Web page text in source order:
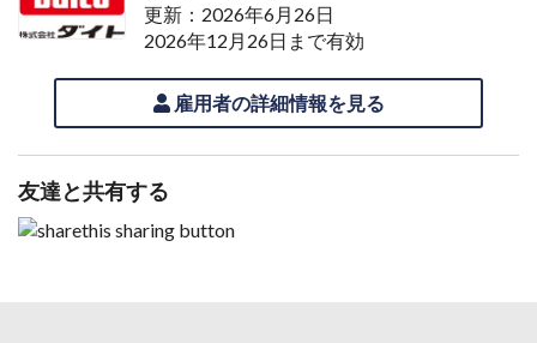
更新：2026年6月26日
2026年12月26日まで有効
雇用者の詳細情報を見る
友達と共有する